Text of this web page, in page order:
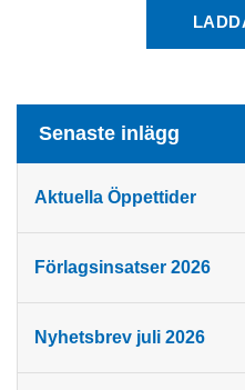
Senaste inlägg
Aktuella Öppettider
Förlagsinsatser 2026
Nyhetsbrev juli 2026